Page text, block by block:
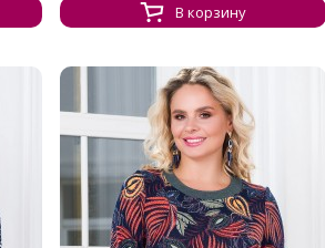
В корзину